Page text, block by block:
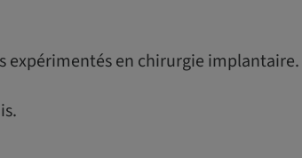
expérimentés en chirurgie implantaire.